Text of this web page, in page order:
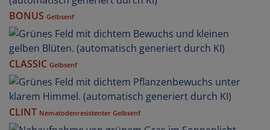
BONUS Gelbsenf
CLASSIC Gelbsenf
CLINT Nematodenresistenter Gelbsenf